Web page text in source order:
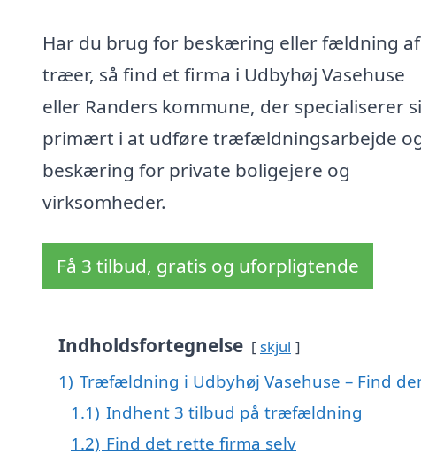
Har du brug for beskæring eller fældning af
træer, så find et firma i Udbyhøj Vasehuse
eller Randers kommune, der specialiserer
primært i at udføre træfældningsarbejde
beskæring for private boligejere og
virksomheder.
Få 3 tilbud, gratis og uforpligtende
Indholdsfortegnelse skjul
1) Træfældning i Udbyhøj Vasehuse – Find
1.1) Indhent 3 tilbud på træfældning
1.2) Find det rette firma selv